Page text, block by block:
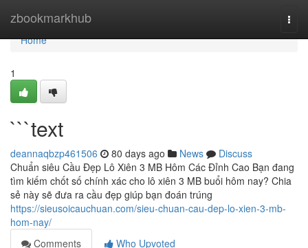
zbookmarkhub
Home
Home
1
```text
deannaqbzp461506 80 days ago News
Discuss
Chuẩn siêu Cầu Đẹp Lô Xiên 3 MB Hôm Các Đỉnh Cao Bạn đang
tìm kiếm chốt số chính xác cho lô xiên 3 MB buổi hôm nay? Chia
sẻ này sẽ đưa ra cầu đẹp giúp bạn đoán trúng
https://sieusoicauchuan.com/sieu-chuan-cau-dep-lo-xien-3-mb-
hom-nay/
Comments
Who Upvoted